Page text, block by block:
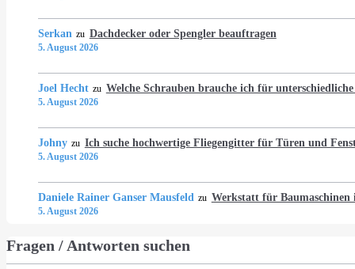
Serkan zu Dachdecker oder Spengler beauftragen
5. August 2026
Joel Hecht zu Welche Schrauben brauche ich für
5. August 2026
Johny zu Ich suche hochwertige Fliegengitter für Türen und
5. August 2026
Daniele Rainer Ganser Mausfeld zu Werkstatt für
5. August 2026
Fragen / Antworten suchen